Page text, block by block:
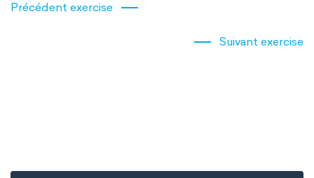
Précédent exercise
Suivant exercise